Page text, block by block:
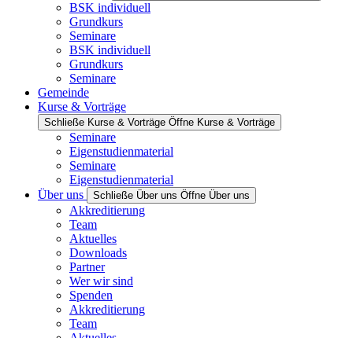
BSK individuell
Grundkurs
Seminare
BSK individuell
Grundkurs
Seminare
Gemeinde
Kurse & Vorträge
Schließe Kurse & Vorträge Öffne Kurse & Vorträge
Seminare
Eigenstudienmaterial
Seminare
Eigenstudienmaterial
Über uns
Schließe Über uns Öffne Über uns
Akkreditierung
Team
Aktuelles
Downloads
Partner
Wer wir sind
Spenden
Akkreditierung
Team